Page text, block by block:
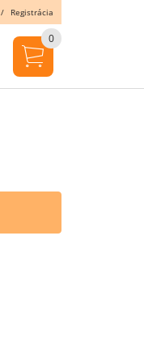
/ Registrácia
0